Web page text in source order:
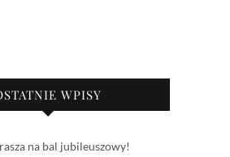
WPISY
na bal jubileuszowy!